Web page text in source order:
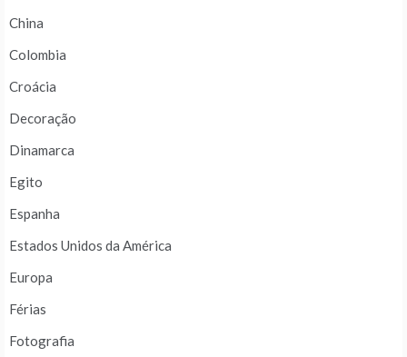
China
Colombia
Croácia
Decoração
Dinamarca
Egito
Espanha
Estados Unidos da América
Europa
Férias
Fotografia